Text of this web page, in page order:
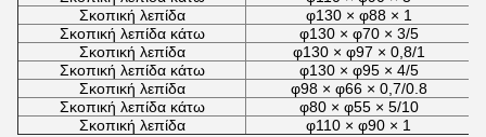
Σκοπική λεπίδα
φ130 × φ88 × 1
Σκοπική λεπίδα κάτω
φ130 × φ70 × 3/5
Σκοπική λεπίδα
φ130 × φ97 × 0,8/1
Σκοπική λεπίδα κάτω
φ130 × φ95 × 4/5
Σκοπική λεπίδα
φ98 × φ66 × 0,7/0.8
Σκοπική λεπίδα κάτω
φ80 × φ55 × 5/10
Σκοπική λεπίδα
φ110 × φ90 × 1